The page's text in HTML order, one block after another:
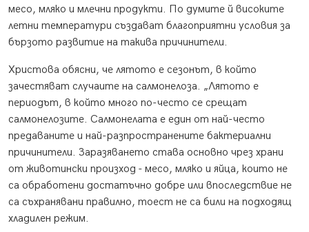
месо, мляко и млечни продукти. По думите й високите
летни температури създават благоприятни условия за
бързото развитие на такива причинители.
Христова обясни, че лятото е сезонът, в който
зачестяват случаите на салмонелоза. „Лятото е
периодът, в който много по-често се срещат
салмонелозите. Салмонелата е един от най-често
предаваните и най-разпространените бактериални
причинители. Заразяването става основно чрез храни
от животински произход - месо, мляко и яйца, които не
са обработени достатъчно добре или впоследствие не
са съхранявани правилно, тоест не са били на подходящ
хладилен режим.